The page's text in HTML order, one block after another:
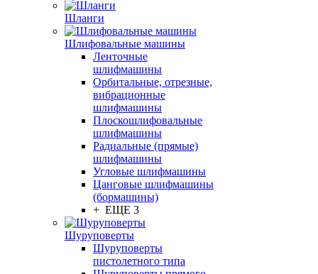
Шланги
Шлифовальные машины
Ленточные
шлифмашины
Орбитальные, отрезные,
вибрационные
шлифмашины
Плоскошлифовальные
шлифмашины
Радиальные (прямые)
шлифмашины
Угловые шлифмашины
Цанговые шлифмашины
(бормашины)
+ ЕЩЕ 3
Шуруповерты
Шуруповерты
пистолетного типа